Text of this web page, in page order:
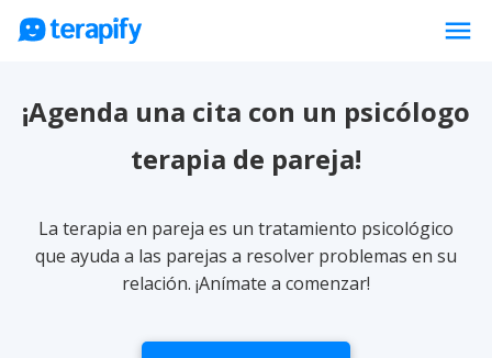
menu
Precios
Preguntas frecuentes
¡Agenda una cita con un psicólogo
terapia de pareja!
La terapia en pareja es un tratamiento psicológico
que ayuda a las parejas a resolver problemas en su
relación. ¡Anímate a comenzar!